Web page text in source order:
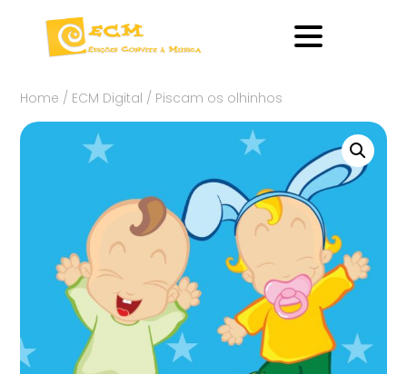
Home / ECM Digital / Piscam os olhinhos